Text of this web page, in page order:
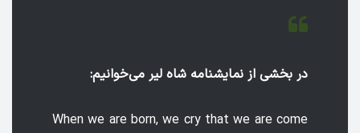
در بخشی از نمایشنامه شاه لیر می‌خوانیم:
When we are born, we cry that we are come